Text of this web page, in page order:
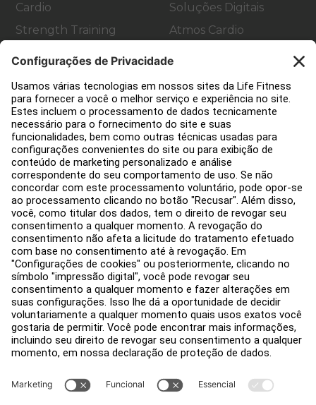
Cardio
Strength Training
Soluções Digitais
Atmos Cardio
Suporte ao Cliente
Design de academia
Hub de serviço
Hub de Educação
Sobre
Encontre um Distribuidor
Encontre uma loja
Legal
Acessibilidade
Carreiras
Entrar no Facility Connect